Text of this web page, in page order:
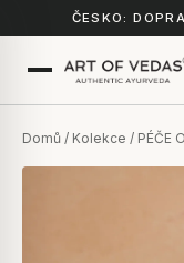
ČESKO:
Domů / Kolekce / PÉČE